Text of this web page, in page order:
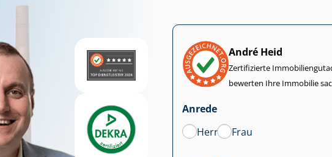
André Heid
Zertifizierte
bewerten Ihre Immobilie
Anrede
Herr
Frau